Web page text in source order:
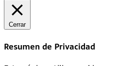
Cerrar
Resumen de Privacidad